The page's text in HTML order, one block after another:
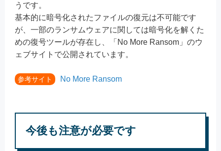
うです。
基本的に暗号化されたファイルの復元は不可能です
が、一部のランサムウェアに関しては暗号化を解くた
めの復号ツールが存在し、「No More Ransom」のウ
ェブサイトで公開されています。
参考サイト No More Ransom
今後も注意が必要です